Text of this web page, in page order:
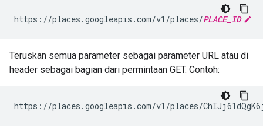
https://places.googleapis.com/v1/places/PLACE_ID
Teruskan semua parameter sebagai parameter URL atau di
header sebagai bagian dari permintaan GET. Contoh:
https://places.googleapis.com/v1/places/